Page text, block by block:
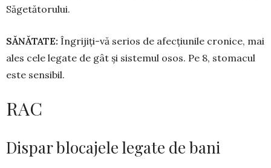
Săgetătorului.
SĂNĂTATE: Îngrijiți-vă serios de afecțiunile cronice, mai
ales cele legate de gât și sistemul osos. Pe 8, stomacul
este sensibil.
RAC
Dispar blocajele legate de bani